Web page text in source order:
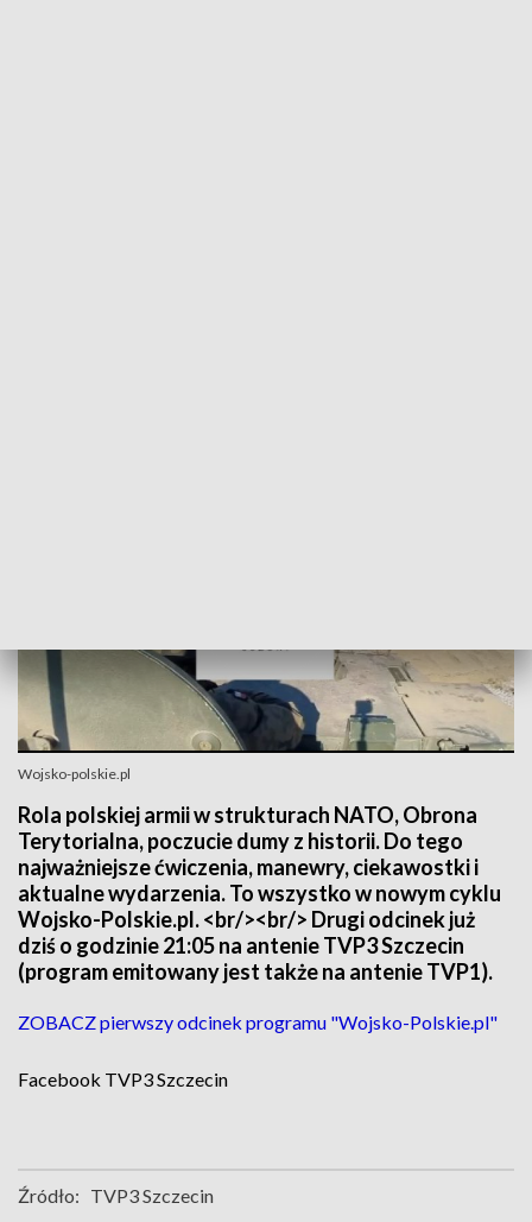
Wojsko-polskie.pl
Rola polskiej armii w strukturach NATO, Obrona
Terytorialna, poczucie dumy z historii. Do tego
najważniejsze ćwiczenia, manewry, ciekawostki i
aktualne wydarzenia. To wszystko w nowym cyklu
Wojsko-Polskie.pl. <br/><br/> Drugi odcinek już
dziś o godzinie 21:05 na antenie TVP3 Szczecin
(program emitowany jest także na antenie TVP1).
ZOBACZ pierwszy odcinek programu "Wojsko-Polskie.pl"
Facebook TVP3 Szczecin
Źródło: TVP3 Szczecin